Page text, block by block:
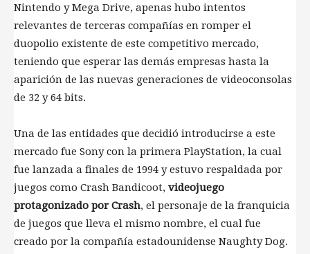
Nintendo y Mega Drive, apenas hubo intentos
relevantes de terceras compañías en romper el
duopolio existente de este competitivo mercado,
teniendo que esperar las demás empresas hasta la
aparición de las nuevas generaciones de videoconsolas
de 32 y 64 bits.
Una de las entidades que decidió introducirse a este
mercado fue Sony con la primera PlayStation, la cual
fue lanzada a finales de 1994 y estuvo respaldada por
juegos como Crash Bandicoot, videojuego
protagonizado por Crash, el personaje de la franquicia
de juegos que lleva el mismo nombre, el cual fue
creado por la compañía estadounidense Naughty Dog.